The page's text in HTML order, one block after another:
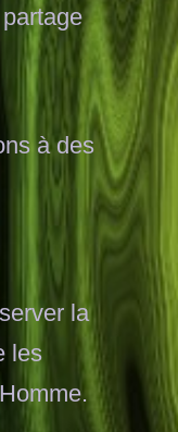
à des
la
les